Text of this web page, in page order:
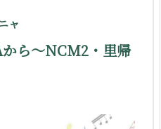
ャ
ら〜NCM2・里帰